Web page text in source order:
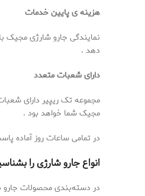
هزینه ی پایین خدمات
نمایندگی جارو شارژی مجیک
دهد .
دارای شعبات متعدد
مجموعه تک ریپیر دارای
مجیک شما خواهد بود .
در تمامی ساعات روز آماده
انواع جارو شارژی را
در دسته‌بندی محصولات جارو